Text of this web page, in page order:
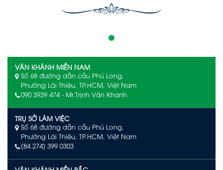
VÂN KHÁNH MIỀN NAM
Số 68 đường dẫn cầu Phú Long,
Phường Lái Thiêu, TP.HCM, Việt Nam
090 3939 474 - Mr.Trịnh Văn Khanh
TRỤ SỞ LÀM VIỆC
Số 68 đường dẫn cầu Phú Long,
Phường Lái Thiêu, TP.HCM, Việt Nam
(84.274) 399 0303